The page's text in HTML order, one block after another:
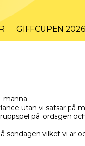
GIFFCUPEN 2026
manna
utan vi satsar på
på lördagen
söndagen vilket vi är